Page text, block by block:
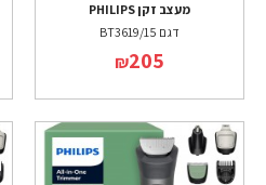
מעצב זקן PHILIPS
דגם BT3619/15
₪205